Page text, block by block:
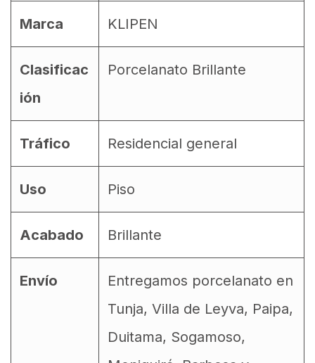
Marca KLIPEN
Clasificac
ión
Porcelanato Brillante
Tráfico Residencial general
Uso Piso
Acabado Brillante
Envío
Entregamos porcelanato en
Tunja, Villa de Leyva, Paipa,
Duitama, Sogamoso,